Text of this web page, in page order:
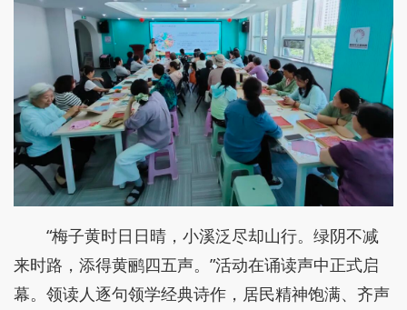
“梅子黄时日日晴，小溪泛尽却山行。绿阴不减
来时路，添得黄鹂四五声。”活动在诵读声中正式启
幕。领读人逐句领学经典诗作，居民精神饱满、齐声